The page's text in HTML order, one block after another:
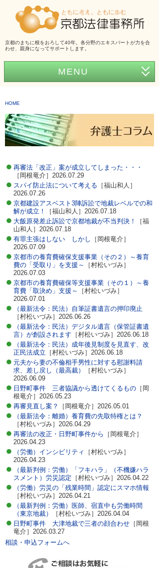
京都のまちに根をおろして40年。各分野のエキスパートが力を合
わせ、親身になってサポートします。
MENU
弁護士紹介
弁護士費用
くらしの法律シリーズ
事務所だより
困ったときの法律知識
採用情報
HOME
再審法「改正」案が成立してしまった・・・
［岡根竜介］2026.07.29
スパイ防止法について考える ［福山和人］
2026.07.26
京都建設アスベスト3陣訴訟で地裁レベルでの和
解が成立！
［福山和人］2026.07.18
大飯原発差止訴訟で京都地裁が不当判決！
［福
山和人］2026.07.18
有罪主張はしない しかし
［岡根竜介］
2026.07.09
京都市の養育費確保支援事業（その２）～養育
費の「受取り」を支援～
［村松いづみ］
2026.07.03
京都市の養育費確保等支援事業（その１）～養
育費「取決め」支援～
［村松いづみ］
2026.07.01
（最新法令：民法）自筆証書遺言の押印廃止
［村松いづみ］2026.06.26
（最新法令：民法）デジタル遺言（保管証書遺
言）が創設されます ［村松いづみ］2026.06.18
（最新法令：民法）成年後見制度を見直す、改
正民法成立 ［村松いづみ］2026.06.18
元夫から妻の不倫相手男性に対する慰謝料請
求、差し戻し（最高裁）
［村松いづみ］
2026.06.09
日野町事件 三者協議から透けてくるもの ［岡
根竜介］2026.05.23
再審見直し案？
［岡根竜介］2026.05.01
（最新法令：離婚）養育費の先取特権とは？
［村松いづみ］2026.04.29
再審法の改正・日野町事件から
［岡根竜介］
2026.04.23
（労働）インシビリティ
［村松いづみ］
2026.04.23
（最新判例：労働）「フキハラ」（不機嫌ハラ
スメント）労災認定 ［村松いづみ］2026.04.22
（労働）労災の「残業時間」認定にスマホ情報
［村松いづみ］2026.04.21
（最新判例：労働）医師、宿直中も労働時間
（東京地裁）
［村松いづみ］2026.04.04
日野町事件 大津地裁で三者の顔合わせ ［岡根
竜介］2026.03.27
相談・申込フォームへ